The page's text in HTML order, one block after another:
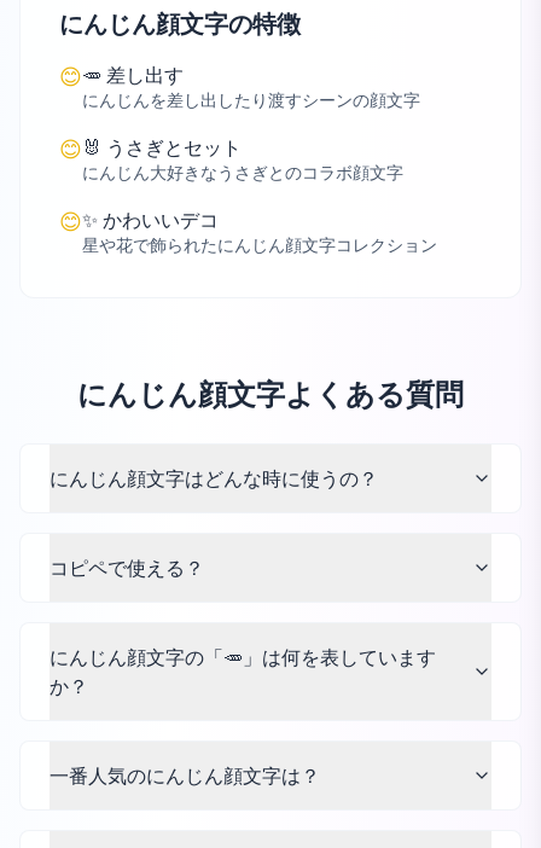
にんじん顔文字の特徴
😊🥕 差し出す
にんじんを差し出したり渡すシーンの顔文字
😊 🐰 うさぎとセット
にんじん大好きなうさぎとのコラボ顔文字
😊✨ かわいいデコ
星や花で飾られたにんじん顔文字コレクション
にんじん顔文字よくある質問
にんじん顔文字はどんな時に使うの？
コピペで使える？
にんじん顔文字の「🥕」は何を表しています
か？
一番人気のにんじん顔文字は？